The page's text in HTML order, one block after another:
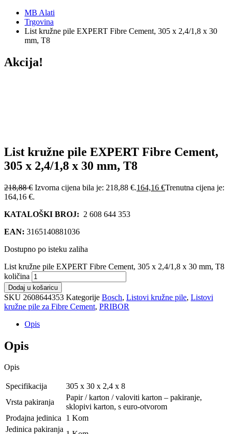
MB Alati
Trgovina
List kružne pile EXPERT Fibre Cement, 305 x 2,4/1,8 x 30
mm, T8
Akcija!
List kružne pile EXPERT Fibre Cement,
305 x 2,4/1,8 x 30 mm, T8
218,88€ Izvorna cijena bila je: 218,88 €.164,16 €Trenutna cijena je:
164,16 €.
KATALOŠKI BROJ: 2 608 644 353
EAN: 3165140881036
Dostupno po isteku zaliha
List kružne pile EXPERT Fibre Cement, 305 x 2,4/1,8 x 30 mm, T8
količina
Dodaj u košaricu
SKU 2608644353 Kategorije Bosch, Listovi kružne pile, Listovi
kružne pile za Fibre Cement, PRIBOR
Opis
Opis
Opis
Specifikacija
305 x 30 x 2,4 x 8
Vrsta pakiranja
Papir / karton / valoviti karton – pakiranje,
sklopivi karton, s euro-otvorom
Prodajna jedinica 1 Kom
Jedinica pakiranja